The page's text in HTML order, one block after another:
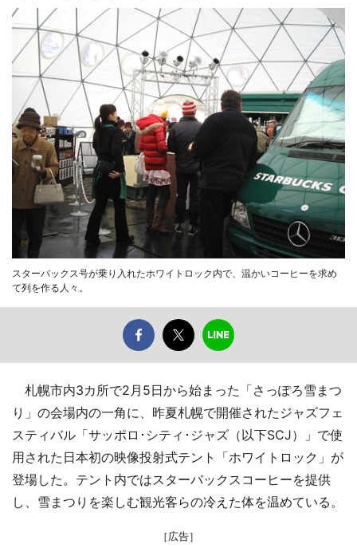
スターバックス号が乗り入れたホワイトロック内で、温かいコーヒーを求め
て列を作る人々。
札幌市内3カ所で2月5日から始まった「さっぽろ雪まつ
り」の会場内の一角に、昨夏札幌で開催されたジャズフェ
スティバル「サッポロ･シティ･ジャズ（以下SCJ）」で使
用された日本初の映像投射式テント「ホワイトロック」が
登場した。テント内ではスターバックスコーヒーを提供
し、雪まつりを楽しむ観光客らの冷えた体を温めている。
［広告］